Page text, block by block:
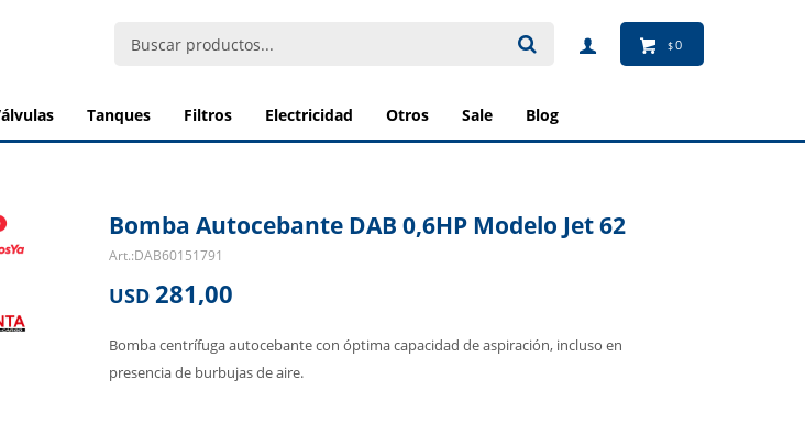
válvulas tanques filtros electricidad otros sale blog
$0
Bomba Autocebante DAB 0,6HP Modelo Jet 62
DAB60151791
USD 281,00
Bomba centrífuga autocebante con óptima capacidad de aspiración, incluso en
presencia de burbujas de aire.